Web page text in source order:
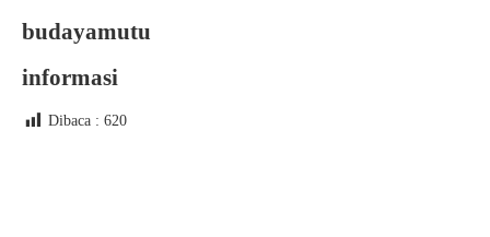
budayamutu
informasi
Dibaca : 620